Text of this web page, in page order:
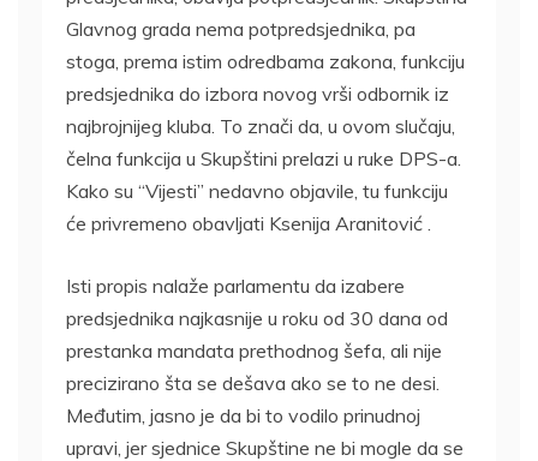
Glavnog grada nema potpredsjednika, pa
stoga, prema istim odredbama zakona, funkciju
predsjednika do izbora novog vrši odbornik iz
najbrojnijeg kluba. To znači da, u ovom slučaju,
čelna funkcija u Skupštini prelazi u ruke DPS-a.
Kako su “Vijesti” nedavno objavile, tu funkciju
će privremeno obavljati Ksenija Aranitović .
Isti propis nalaže parlamentu da izabere
predsjednika najkasnije u roku od 30 dana od
prestanka mandata prethodnog šefa, ali nije
precizirano šta se dešava ako se to ne desi.
Međutim, jasno je da bi to vodilo prinudnoj
upravi, jer sjednice Skupštine ne bi mogle da se